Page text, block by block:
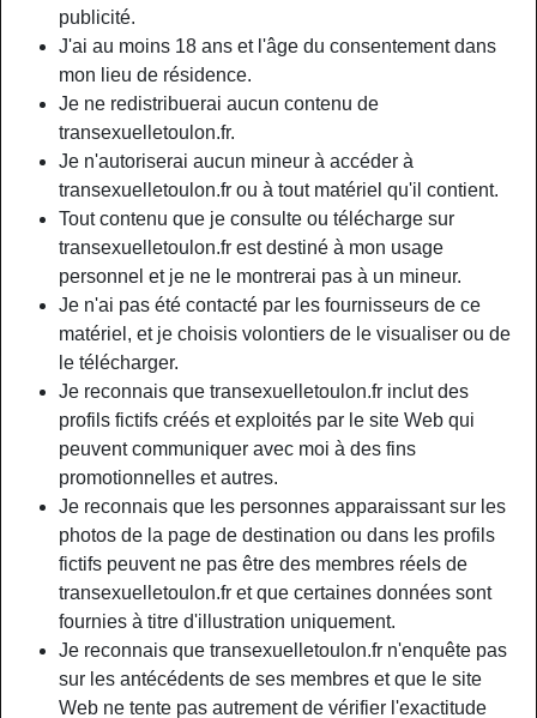
publicité.
J'ai au moins 18 ans et l'âge du consentement dans
mon lieu de résidence.
Je ne redistribuerai aucun contenu de
transexuelletoulon.fr.
Je n'autoriserai aucun mineur à accéder à
transexuelletoulon.fr ou à tout matériel qu'il contient.
Tout contenu que je consulte ou télécharge sur
transexuelletoulon.fr est destiné à mon usage
personnel et je ne le montrerai pas à un mineur.
Je n'ai pas été contacté par les fournisseurs de ce
matériel, et je choisis volontiers de le visualiser ou de
le télécharger.
Je reconnais que transexuelletoulon.fr inclut des
profils fictifs créés et exploités par le site Web qui
peuvent communiquer avec moi à des fins
promotionnelles et autres.
Je reconnais que les personnes apparaissant sur les
photos de la page de destination ou dans les profils
fictifs peuvent ne pas être des membres réels de
transexuelletoulon.fr et que certaines données sont
fournies à titre d'illustration uniquement.
Je reconnais que transexuelletoulon.fr n'enquête pas
sur les antécédents de ses membres et que le site
Web ne tente pas autrement de vérifier l'exactitude
Nickname:
MarieChristineBocuse
Âge:
33
Pays:
France
Département:
Sexe:
Transexuelle
Sexualité:
Relation:
Célibataire
Couleur des cheveux:
Foncé
Couleur des yeux:
Brun
Taille:
173 cm
Poids:
64 Kg